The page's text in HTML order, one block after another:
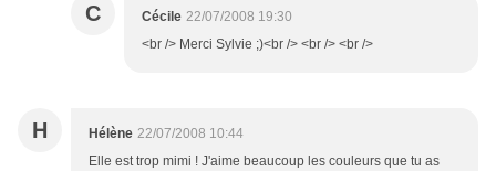
C Cécile 22/07/2008 19:30
<br /> Merci Sylvie ;)<br /> <br /> <br />
H Hélène 22/07/2008 10:44
Elle est trop mimi ! J'aime beaucoup les couleurs que tu as